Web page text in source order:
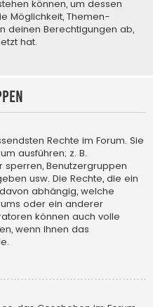
können, um dessen
Möglichkeit, Themen-
deinen Berechtigungen ab,
hat.
Rechte im Forum. Sie
ausführen; z. B.
sperren, Benutzergruppen
usw. Die Rechte, die ein
abhängig, welche
oder ein anderer
können auch volle
wenn ihnen das